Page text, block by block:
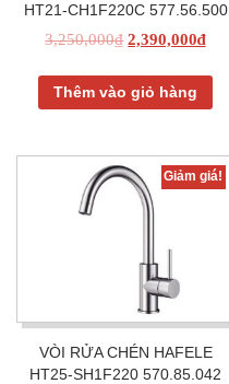
HT21-CH1F220C 577.56.500
3,250,000₫ 2,390,000₫
Thêm vào giỏ hàng
Giảm giá!
VÒI RỬA CHÉN HAFELE
HT25-SH1F220 570.85.042